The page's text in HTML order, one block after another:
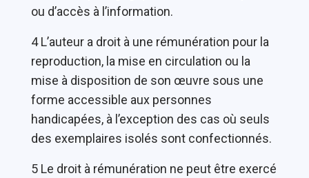
ou d’accès à l’information.
4 L’auteur a droit à une rémunération pour la
reproduction, la mise en circulation ou la
mise à disposition de son œuvre sous une
forme accessible aux personnes
handicapées, à l’exception des cas où seuls
des exemplaires isolés sont confectionnés.
5 Le droit à rémunération ne peut être exercé